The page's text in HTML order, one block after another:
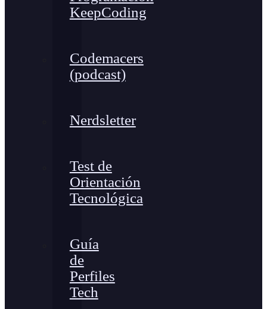
KeepCoding
Codemacers
(podcast)
Nerdsletter
Test de
Orientación
Tecnológica
Guía
de
Perfiles
Tech